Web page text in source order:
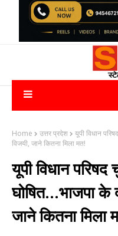
Home उत्तर प्रदेश
यूपी विधान
विजयी, जाने कितना मिला मत!
यूपी विधान परिषद
घोषित...भाजपा के
जाने कितना मिला